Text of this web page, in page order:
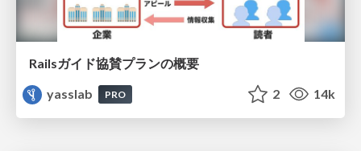
Railsガイド協賛プランの概要
yasslab
PRO 2 14k